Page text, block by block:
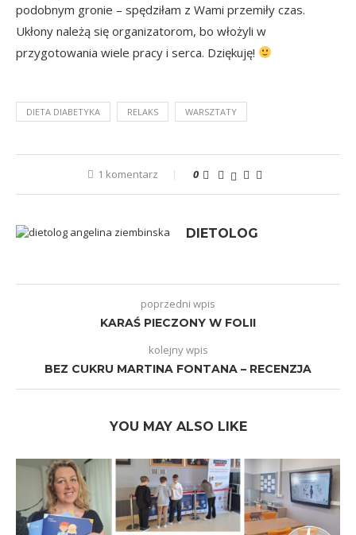
podobnym gronie – spędziłam z Wami przemiły czas.
Ukłony należą się organizatorom, bo włożyli w
przygotowania wiele pracy i serca. Dziękuję!
DIETA DIABETYKA RELAKS WARSZTATY
1 komentarz 0
DIETOLOG
poprzedni wpis
KARAŚ PIECZONY W FOLII
kolejny wpis
BEZ CUKRU MARTINA FONTANA – RECENZJA
YOU MAY ALSO LIKE